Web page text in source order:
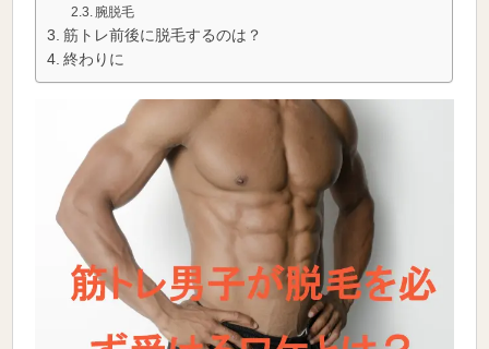
腕脱毛
筋トレ前後に脱毛するのは？
終わりに